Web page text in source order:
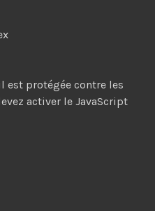
est protégée contre les
activer le JavaScript